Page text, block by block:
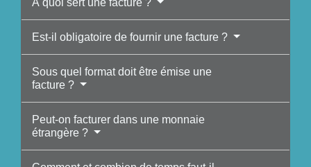
À quoi sert une facture ?
Est-il obligatoire de fournir une facture ?
Sous quel format doit être émise une
facture ?
Peut-on facturer dans une monnaie
étrangère ?